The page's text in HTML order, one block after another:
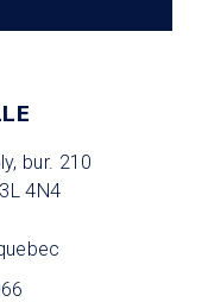
bur. 210
4N4